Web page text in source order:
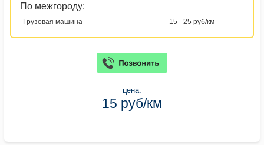
По межгороду:
- Грузовая машина 15 - 25 руб/км
цена:
15 руб/км